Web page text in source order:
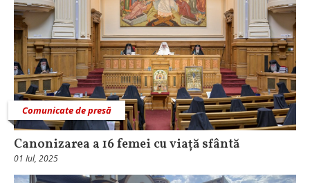
Comunicate de presă
Canonizarea a 16 femei cu viață sfântă
01 Iul, 2025